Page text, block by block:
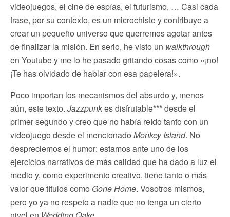
videojuegos, el cine de espías, el futurismo, … Casi cada
frase, por su contexto, es un microchiste y contribuye a
crear un pequeño universo que querremos agotar antes
de finalizar la misión. En serio, he visto un walkthrough
en Youtube y me lo he pasado gritando cosas como «¡no!
¡Te has olvidado de hablar con esa papelera!».
Poco importan los mecanismos del absurdo y, menos
aún, este texto. Jazzpunkes disfrutable*** desde el
primer segundo y creo que no había reído tanto con un
videojuego desde el mencionado Monkey Island. No
despreciemos el humor: estamos ante uno de los
ejercicios narrativos de más calidad que ha dado a luz el
medio y, como experimento creativo, tiene tanto o más
valor que títulos como Gone Home. Vosotros mismos,
pero yo ya no respeto a nadie que no tenga un cierto